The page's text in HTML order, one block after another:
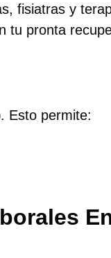
fisiatras y
tu pronta
. Esto permite: